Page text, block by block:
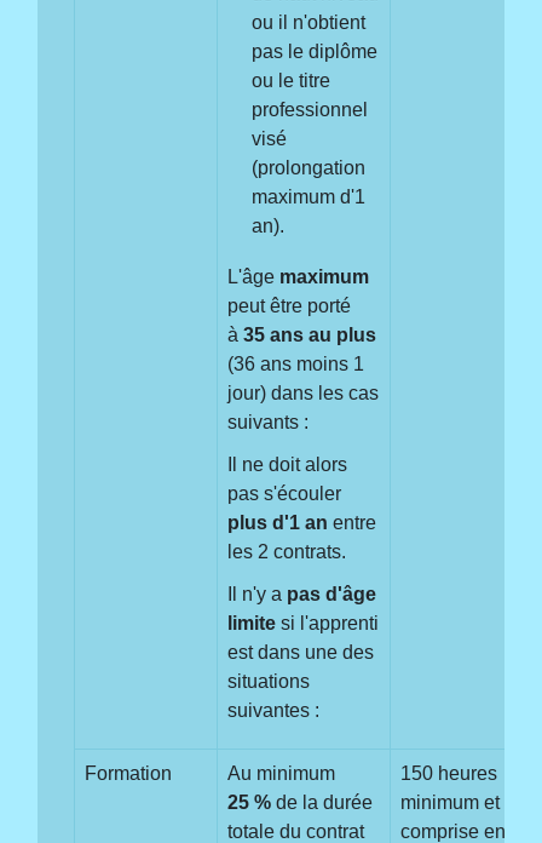
ou il n'obtient
pas le diplôme
ou le titre
professionnel
visé
(prolongation
maximum d'1
an).
L'âge maximum
peut être porté
à 35 ans au plus
(36 ans moins 1
jour) dans les cas
suivants :
Il ne doit alors
pas s'écouler
plus d'1 an entre
les 2 contrats.
Il n'y a pas d'âge
limite si l'apprenti
est dans une des
situations
suivantes :
Formation
Au minimum
25 % de la durée
totale du contrat
150 heures
minimum et
comprise entre